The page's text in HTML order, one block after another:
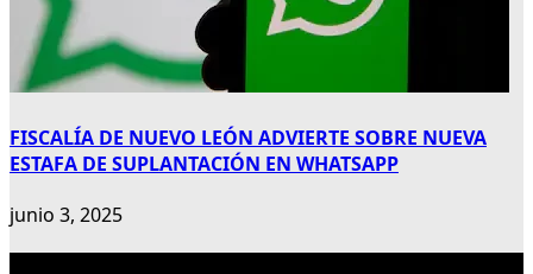
FISCALÍA DE NUEVO LEÓN ADVIERTE SOBRE NUEVA
ESTAFA DE SUPLANTACIÓN EN WHATSAPP
junio 3, 2025